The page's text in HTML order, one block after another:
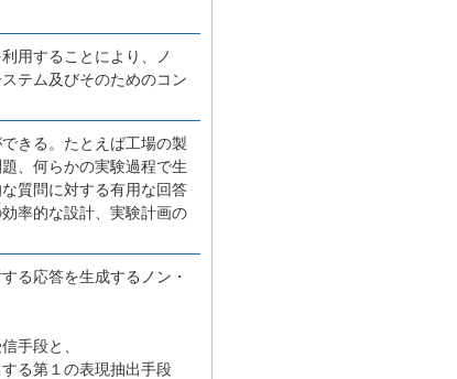
用することにより、ノ
テム及びそのためのコン
きる。たとえば工場の製
、何らかの実験過程で生
質問に対する有用な回答
率的な設計、実験計画の
る応答を生成するノン・
手段と、
る第１の表現抽出手段